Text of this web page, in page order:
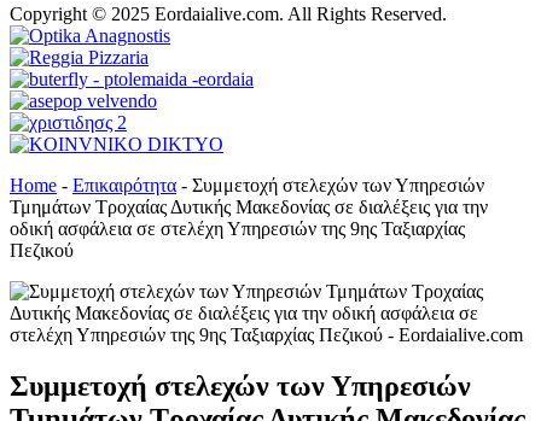
Copyright © 2025 Eordaialive.com. All Rights Reserved.
Home - Επικαιρότητα - Συμμετοχή στελεχών των Υπηρεσιών
Τμημάτων Τροχαίας Δυτικής Μακεδονίας σε διαλέξεις για την
οδική ασφάλεια σε στελέχη Υπηρεσιών της 9ης Ταξιαρχίας
Πεζικού
Συμμετοχή στελεχών των Υπηρεσιών